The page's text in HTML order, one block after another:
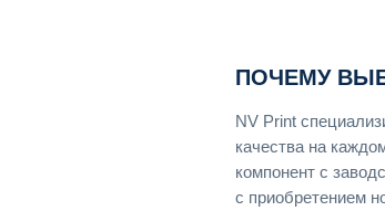
ПОЧЕМУ
NV Print
качества на
компонент с
с приобретением